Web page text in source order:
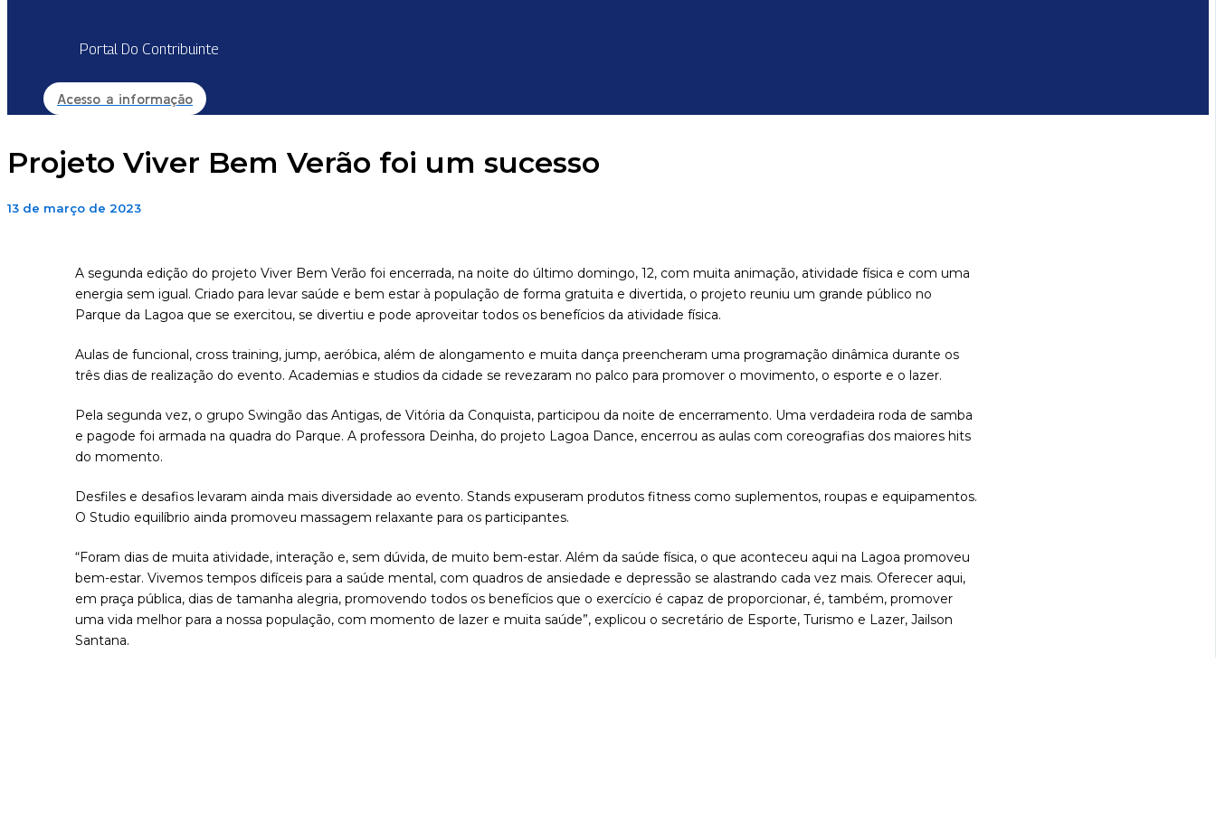
Portal Do Contribuinte
Acesso a informação
Projeto Viver Bem Verão foi um sucesso
13 de março de 2023
A segunda edição do projeto Viver Bem Verão foi encerrada, na noite do último domingo, 12, com muita animação, atividade física e com uma
energia sem igual. Criado para levar saúde e bem estar à população de forma gratuita e divertida, o projeto reuniu um grande público no
Parque da Lagoa que se exercitou, se divertiu e pode aproveitar todos os benefícios da atividade física.
Aulas de funcional, cross training, jump, aeróbica, além de alongamento e muita dança preencheram uma programação dinâmica durante os
três dias de realização do evento. Academias e studios da cidade se revezaram no palco para promover o movimento, o esporte e o lazer.
Pela segunda vez, o grupo Swingão das Antigas, de Vitória da Conquista, participou da noite de encerramento. Uma verdadeira roda de samba
e pagode foi armada na quadra do Parque. A professora Deinha, do projeto Lagoa Dance, encerrou as aulas com coreografias dos maiores hits
do momento.
Desfiles e desafios levaram ainda mais diversidade ao evento. Stands expuseram produtos fitness como suplementos, roupas e equipamentos.
O Studio equilíbrio ainda promoveu massagem relaxante para os participantes.
“Foram dias de muita atividade, interação e, sem dúvida, de muito bem-estar. Além da saúde física, o que aconteceu aqui na Lagoa promoveu
bem-estar. Vivemos tempos difíceis para a saúde mental, com quadros de ansiedade e depressão se alastrando cada vez mais. Oferecer aqui,
em praça pública, dias de tamanha alegria, promovendo todos os benefícios que o exercício é capaz de proporcionar, é, também, promover
uma vida melhor para a nossa população, com momento de lazer e muita saúde”, explicou o secretário de Esporte, Turismo e Lazer, Jailson
Santana.